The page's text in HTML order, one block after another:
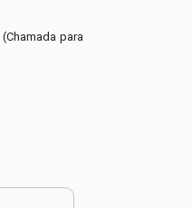
(Chamada para